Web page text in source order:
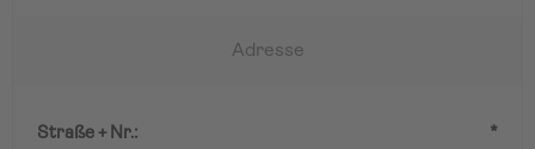
Adresse
Straße + Nr.: *